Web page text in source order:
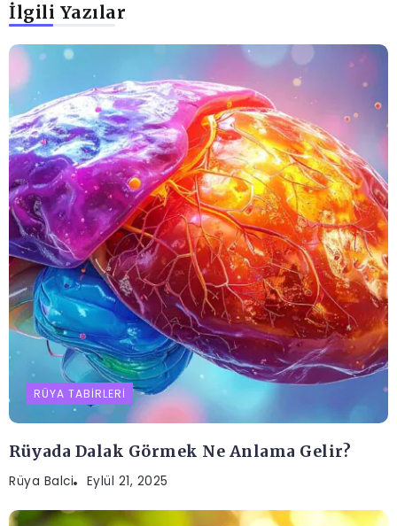
İlgili Yazılar
RÜYA TABIRLERI
Rüyada Dalak Görmek Ne Anlama Gelir?
Rüya Balci Eylül 21, 2025